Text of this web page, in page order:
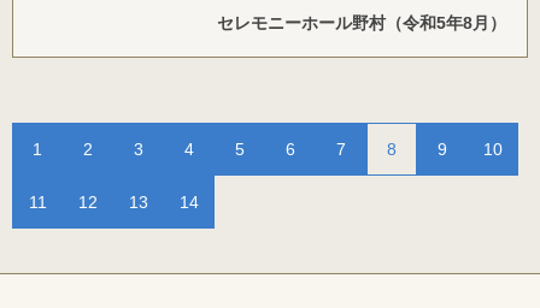
セレモニーホール野村（令和5年8月）
1 2 3 4 5 6 7 8 9 10
11 12 13 14